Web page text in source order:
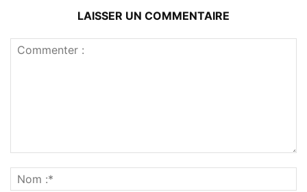
LAISSER UN COMMENTAIRE